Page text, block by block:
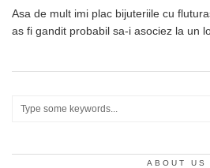
Asa de mult imi plac bijuteriile cu
as fi gandit probabil sa-i asociez la un
ABOUT US